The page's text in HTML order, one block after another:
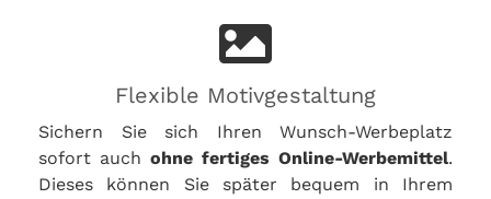
Flexible Motivgestaltung
Sichern Sie sich Ihren Wunsch-Werbeplatz
sofort auch ohne fertiges Online-Werbemittel.
Dieses können Sie später bequem in Ihrem